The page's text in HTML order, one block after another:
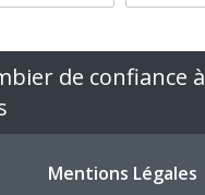
de confiance à
Mentions Légales